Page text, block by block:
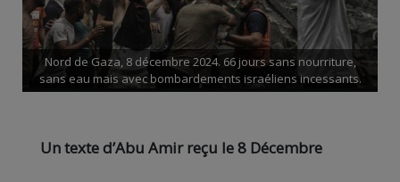
Nord de Gaza, 8 décembre 2024. 66 jours sans nourriture,
sans eau mais avec bombardements israéliens incessants.
Un texte d’Abu Amir reçu le 8 Décembre